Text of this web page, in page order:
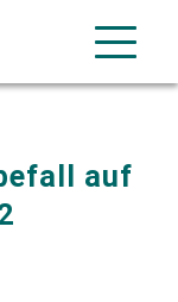
auf